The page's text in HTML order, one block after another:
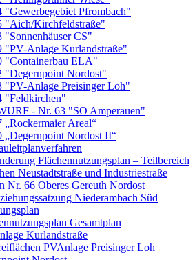
"Gewerbegebiet Pfrombach"
"Aich/Kirchfeldstraße"
"Sonnenhäuser CS"
"PV-Anlage Kurlandstraße"
"Containerbau ELA"
"Degernpoint Nordost"
"PV-Anlage Preisinger Loh"
"Feldkirchen"
- Nr. 63 "SO Amperauen"
„Rockermaier Areal“
„Degernpoint Nordost II“
Flächennutzungsplan – Teilbereich
Neustadtstraße und Industriestraße
Nr. 66 Oberes Gereuth Nordost
Niederambach Süd
Gesamtplan
Kurlandstraße
PV­Anlage Preisinger Loh